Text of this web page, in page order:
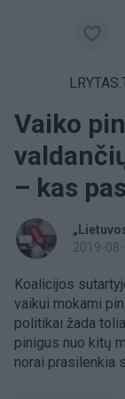
Vaiko
– kas
2019-
Koalicijos
vaikui mokami
politikai žada
pinigus nuo kitų
norai prasilenkia